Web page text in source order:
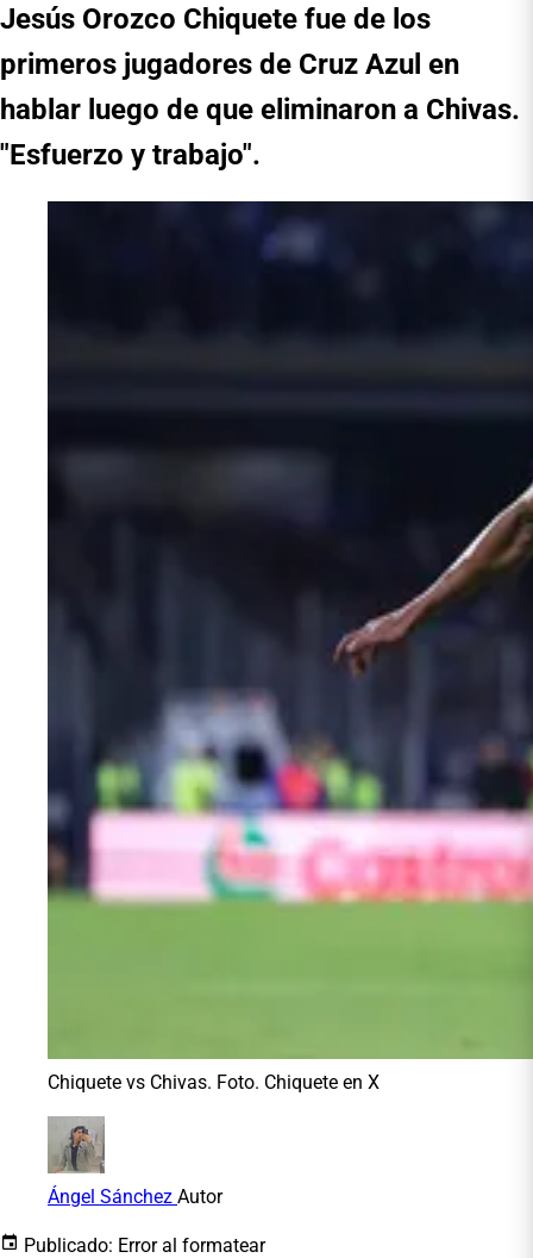
Jesús Orozco Chiquete fue de los
primeros jugadores de Cruz Azul en
hablar luego de que eliminaron a Chivas.
"Esfuerzo y trabajo".
Chiquete vs Chivas. Foto. Chiquete en X
Ángel Sánchez Autor
Publicado: Error al formatear